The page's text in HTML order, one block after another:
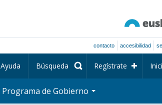
contacto accesibilidad
Ayuda Búsqueda Regístrate
Programa de Gobierno